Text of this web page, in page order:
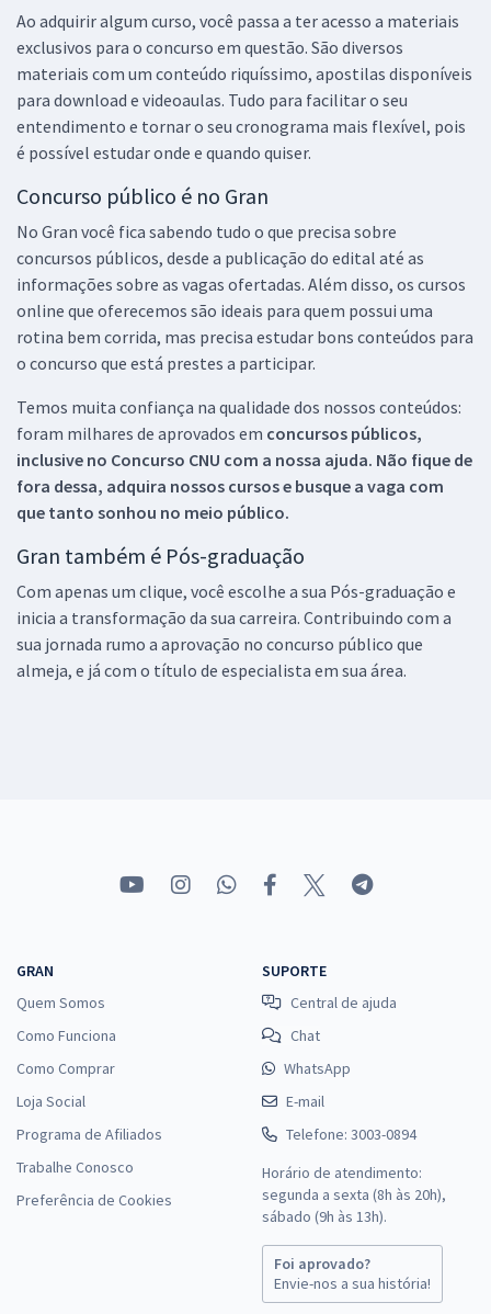
Ao adquirir algum curso, você passa a ter acesso a materiais
exclusivos para o concurso em questão. São diversos
materiais com um conteúdo riquíssimo, apostilas disponíveis
para download e videoaulas. Tudo para facilitar o seu
entendimento e tornar o seu cronograma mais flexível, pois
é possível estudar onde e quando quiser.
Concurso público é no Gran
No Gran você fica sabendo tudo o que precisa sobre
concursos públicos, desde a publicação do edital até as
informações sobre as vagas ofertadas. Além disso, os cursos
online que oferecemos são ideais para quem possui uma
rotina bem corrida, mas precisa estudar bons conteúdos para
o concurso que está prestes a participar.
Temos muita confiança na qualidade dos nossos conteúdos:
foram milhares de aprovados em concursos públicos,
inclusive no Concurso CNU com a nossa ajuda. Não fique de
fora dessa, adquira nossos cursos e busque a vaga com
que tanto sonhou no meio público.
Gran também é Pós-graduação
Com apenas um clique, você escolhe a sua Pós-graduação e
inicia a transformação da sua carreira. Contribuindo com a
sua jornada rumo a aprovação no concurso público que
almeja, e já com o título de especialista em sua área.
GRAN
Quem Somos
Como Funciona
Como Comprar
Loja Social
Programa de Afiliados
Trabalhe Conosco
Preferência de Cookies
SUPORTE
Central de ajuda
Chat
WhatsApp
E-mail
Telefone: 3003-0894
Horário de atendimento:
segunda a sexta (8h às 20h),
sábado (9h às 13h).
Foi aprovado?
Envie-nos a sua história!